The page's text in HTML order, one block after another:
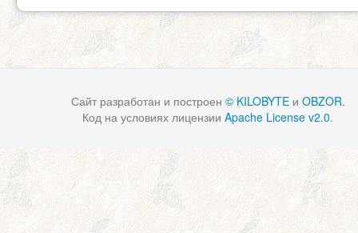
Сайт разработан и построен © KILOBYTEи OBZOR.
Код на условиях лицензии Apache License v2.0.